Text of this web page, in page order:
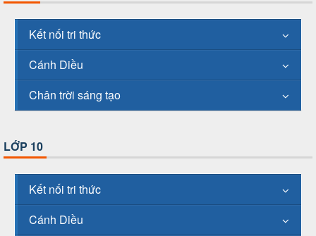
Kết nối tri thức
Cánh Diều
Chân trời sáng tạo
LỚP 10
Kết nối tri thức
Cánh Diều